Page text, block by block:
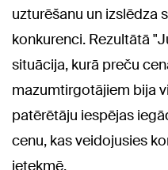
uzturēšanu un izslēdza
konkurenci. Rezultātā
situācija, kurā preču
mazumtirgotājiem bija
patērētāju iespējas
cenu, kas veidojusies